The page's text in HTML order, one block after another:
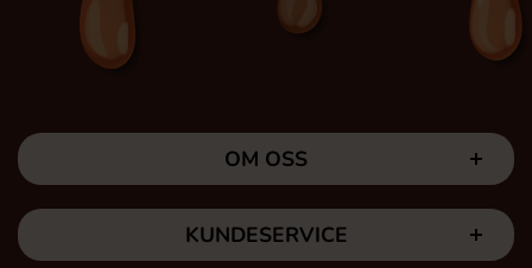
OM OSS
KUNDESERVICE